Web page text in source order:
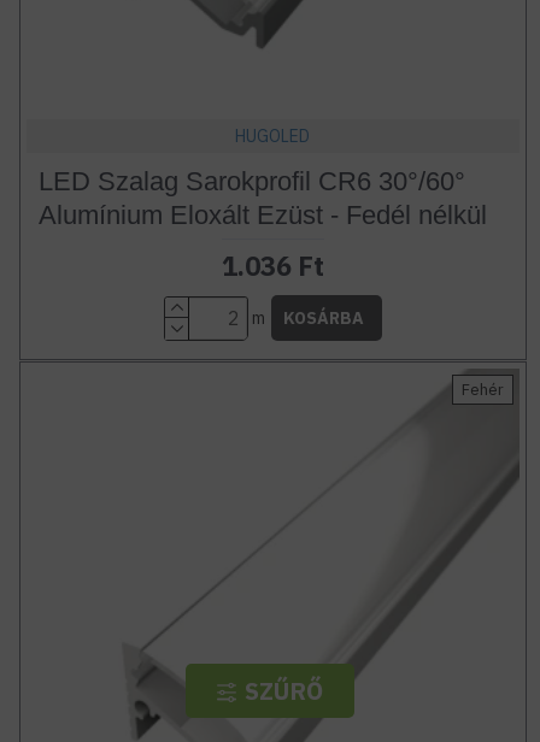
HUGOLED
LED Szalag Sarokprofil CR6 30°/60°
Alumínium Eloxált Ezüst - Fedél nélkül
1.036 Ft
m KOSÁRBA
Fehér
SZŰRŐ